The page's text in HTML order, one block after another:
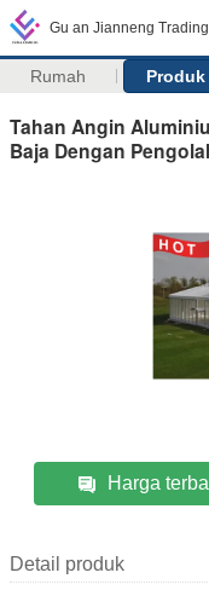
Gu an Jianneng
Rumah Produk
Tahan Angin
Baja Dengan
Harga
Detail produk